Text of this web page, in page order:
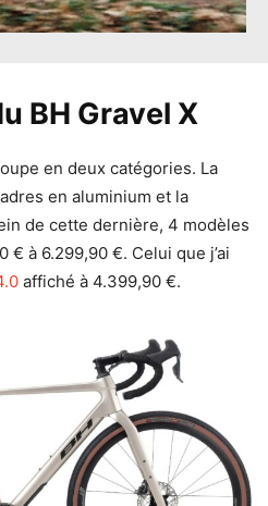
BH Gravel X
en deux catégories. La
en aluminium et la
de cette dernière, 4 modèles
à 6.299,90 €. Celui que j’ai
affiché à 4.399,90 €.